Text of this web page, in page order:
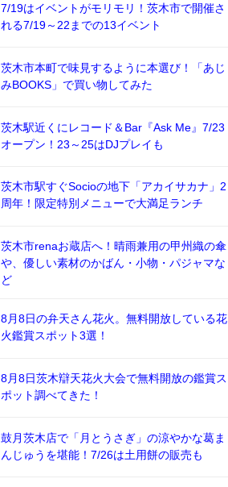
7/19はイベントがモリモリ！茨木市で開催さ
れる7/19～22までの13イベント
茨木市本町で味見するように本選び！「あじ
みBOOKS」で買い物してみた
茨木駅近くにレコード＆Bar『Ask Me』7/23
オープン！23～25はDJプレイも
茨木市駅すぐSocioの地下「アカイサカナ」2
周年！限定特別メニューで大満足ランチ
茨木市renaお蔵店へ！晴雨兼用の甲州織の傘
や、優しい素材のかばん・小物・パジャマな
ど
8月8日の弁天さん花火。無料開放している花
火鑑賞スポット3選！
8月8日茨木辯天花火大会で無料開放の鑑賞ス
ポット調べてきた！
鼓月茨木店で「月とうさぎ」の涼やかな葛ま
んじゅうを堪能！7/26は土用餅の販売も